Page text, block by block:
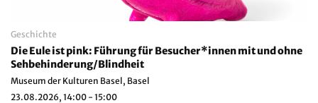
Geschichte
Die Eule ist pink: Führung für Besucher*innen mit und ohne
Sehbehinderung/Blindheit
Museum der Kulturen Basel, Basel
23.08.2026, 14:00 - 15:00